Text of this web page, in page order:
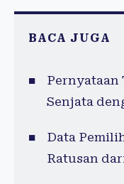
BACA JUGA
Pernyataan
Senjata
Data
Ratusan